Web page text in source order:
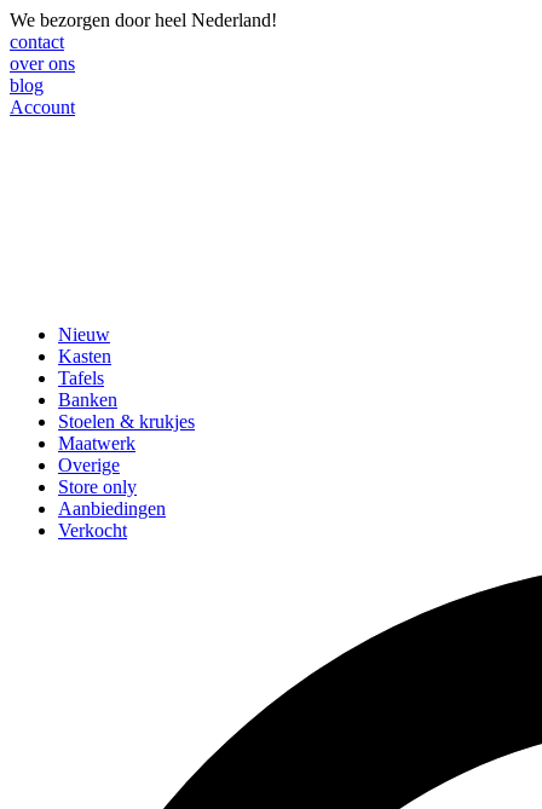
We bezorgen door heel Nederland!
contact
over ons
blog
Account
Nieuw
Kasten
Tafels
Banken
Stoelen & krukjes
Maatwerk
Overige
Store only
Aanbiedingen
Verkocht